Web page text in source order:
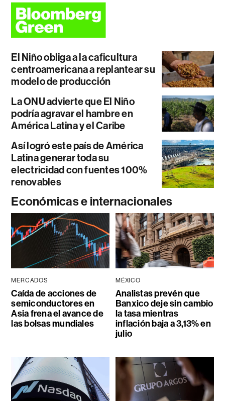
El Niño obliga a la caficultura
centroamericana a replantear su
modelo de producción
La ONU advierte que El Niño
podría agravar el hambre en
América Latina y el Caribe
Así logró este país de América
Latina generar toda su
electricidad con fuentes 100%
renovables
Económicas e internacionales
MERCADOS
Caída de acciones de
semiconductores en
Asia frena el avance de
las bolsas mundiales
MÉXICO
Analistas prevén que
Banxico deje sin cambio
la tasa mientras
inflación baja a 3,13% en
julio